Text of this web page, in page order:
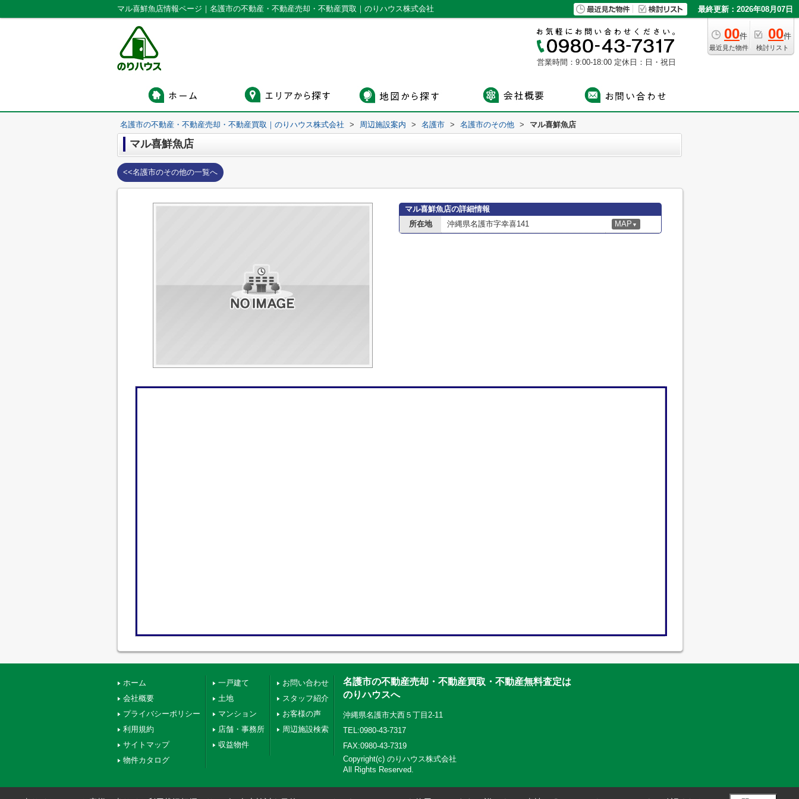
マル喜鮮魚店情報ページ｜名護市の不動産・不動産売却・不動産買取｜のりハウス株式会社 最終更新：2026年08月07日
00件
最近見た物件
00件
検討リスト
営業時間：9:00-18:00 定休日：日・祝日
名護市の不動産・不動産売却・不動産買取｜のりハウス株式会社 > 周辺施設案内 > 名護市 > 名護市のその他 > マル喜鮮魚店
マル喜鮮魚店
<<名護市のその他の一覧へ
マル喜鮮魚店の詳細情報
所在地
沖縄県名護市字幸喜141 MAP ▼
ホーム
会社概要
プライバシーポリシー
利用規約
サイトマップ
物件カタログ
一戸建て
土地
マンション
店舗・事務所
収益物件
お問い合わせ
スタッフ紹介
お客様の声
周辺施設検索
名護市の不動産売却・不動産買取・不動産無料査定は
のりハウスへ
沖縄県名護市大西５丁目2-11
TEL:0980-43-7317
FAX:0980-43-7319
Copyright(c) のりハウス株式会社
All Rights Reserved.